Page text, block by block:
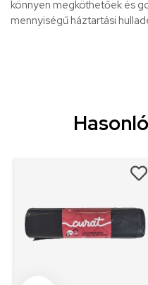
könnyen megköthetőek és
mennyiségű háztartási